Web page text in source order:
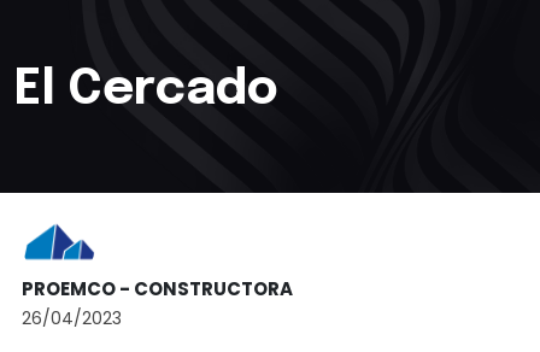
El Cercado
PROEMCO - CONSTRUCTORA
26/04/2023